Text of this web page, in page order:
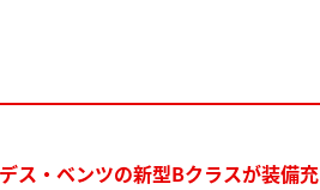
ス・ベンツの新型Bクラスが装備充